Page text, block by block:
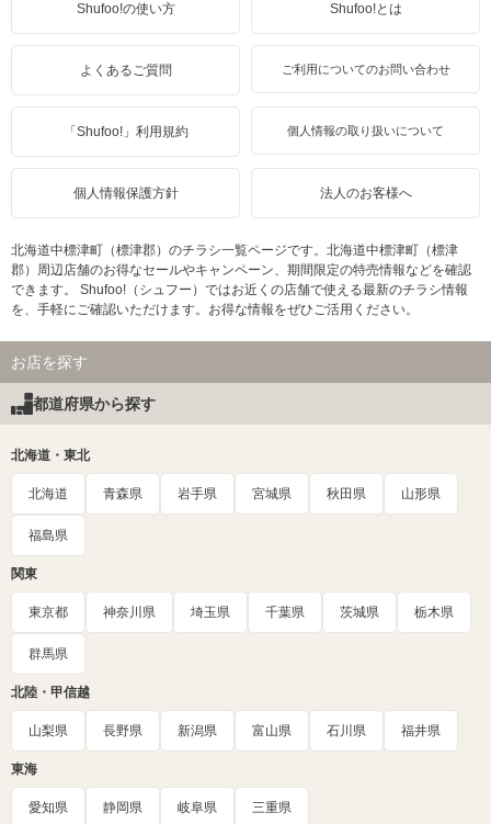
Shufoo!の使い方 Shufoo!とは
よくあるご質問 ご利用についてのお問い合わせ
「Shufoo!」利用規約 個人情報の取り扱いについて
個人情報保護方針 法人のお客様へ
北海道中標津町（標津郡）のチラシ一覧ページです。北海道中標津町（標津
郡）周辺店舗のお得なセールやキャンペーン、期間限定の特売情報などを確認
できます。 Shufoo!（シュフー）ではお近くの店舗で使える最新のチラシ情報
を、手軽にご確認いただけます。お得な情報をぜひご活用ください。
お店を探す
都道府県から探す
北海道・東北
北海道 青森県 岩手県 宮城県 秋田県 山形県
福島県
関東
東京都 神奈川県 埼玉県 千葉県 茨城県 栃木県
群馬県
北陸・甲信越
山梨県 長野県 新潟県 富山県 石川県 福井県
東海
愛知県 静岡県 岐阜県 三重県